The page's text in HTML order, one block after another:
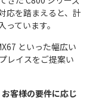
応を踏まえると、計
ています。
といった幅広い
レイスをご提案い
お客様の要件に応じ